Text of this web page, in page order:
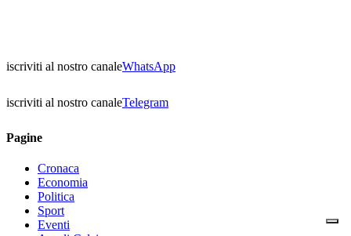
iscriviti al nostro canaleWhatsApp
iscriviti al nostro canaleTelegram
Pagine
Cronaca
Economia
Politica
Sport
Eventi